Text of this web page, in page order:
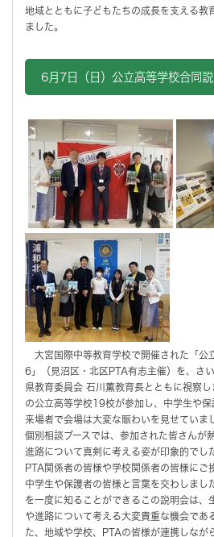
地域とともに子どもたちの成長を支える教
ました。
6月7日（日）公立高等学校合同
大宮国際中等教育学校で開催された「公
6」（見沼区・北区PTA有志主催）を、さ
県教育委員会 石川薫教育長とともに視察
の公立高等学校19校が参加し、中学生や
来場者で会場は大変な賑わいを見せていま
個別相談ブースでは、参加された皆さんが
進路について真剣に考える姿が印象的でし
PTA関係者の皆様や学校関係者の皆様にご
中学生や保護者の皆様と言葉を交わしまし
を一度に知ることができるこの説明会は、
や進路について考える大変貴重な機会であ
た、地域や学校、PTAの皆様が連携しなが